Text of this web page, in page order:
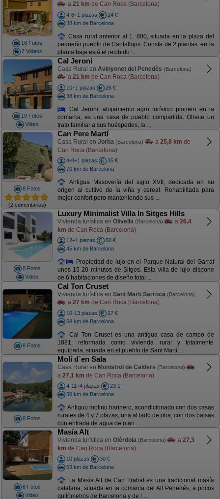
16 Fotos
2 Videos
a 21 km de Can Roca (Barcelona)
4-6+1 plazas
24 €
38 km de Barcelona
Casa rural anterior al 1. 800, situada en la plaza del
pequeño pueblo de Cantallops. Consta de 2 plantas: en la
planta baja está el recibido ...
19 Fotos
Video
Cal Jeroni
Casa Rural en Avinyonet del Penedès (Barcelona)
a 21 km de Can Roca (Barcelona)
10+1 plazas
26 €
38 km de Barcelona
Cal Jeroni, alojamiento agro turístico pionero en la
comarca, es una casa de pueblo compartida. Ofrece un
trato familiar a sus huéspedes, la ...
8 Fotos
(2 comentarios)
Can Pere Martí
Casa Rural en Jorba (Barcelona) a 25,8 km de
Can Roca (Barcelona)
4-8+1 plazas
35 €
70 km de Barcelona
Antigua Masovería del siglo XVII, dedicada en su
origen al cultivo de la viña y cereal. Rehabilitada para
mejor confort pero manteniendo sus ...
8 Fotos
Video
Luxury Minimalist Villa In Sitges Hills
Vivienda turística en Olivella (Barcelona) a 26,4
km de Can Roca (Barcelona)
12+1 plazas
50 €
45 km de Barcelona
Propiedad de lujo en el Parque Natural del Garraf
unos 15-20 minutos de Sitges. Esta villa de lujo dispone
de 6 habitaciones de diseño total ...
8 Fotos
Cal Ton Cruset
Vivienda turística en Sant Marti Sarroca (Barcelona)
a 27 km de Can Roca (Barcelona)
10-13 plazas
27 €
69 km de Barcelona
Cal Ton Cruset es una antigua casa de campo de
1881, reformada como vivienda rural y totalmente
equipada, situada en el pueblo de Sant Martí ...
8 Fotos
Molí d´en Sala
Casa Rural en Monistrol de Calders (Barcelona)
a 27,1 km de Can Roca (Barcelona)
4-11+4 plazas
23 €
50 km de Barcelona
Antiguo molino harinero, acondicionado con dos casas
rurales de 4 y 7 plazas, una al lado de otra, con dos balsas
con entrada de agua de man ...
8 Fotos
Video
Masía Alt
Vivienda turística en Olèrdola (Barcelona) a 27,3
km de Can Roca (Barcelona)
10 plazas
30 €
53 km de Barcelona
La Masía Alt de Can Trabal es una tradicional masía
catalana, situada en la comarca del Alt Penedés, a pocos
quilómetros de Barcelona y de l ...